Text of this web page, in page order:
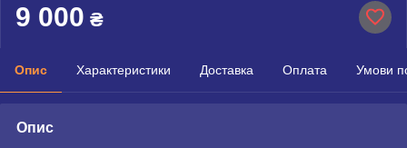
9 000 ₴
Опис Характеристики Доставка Оплата Умови
Опис